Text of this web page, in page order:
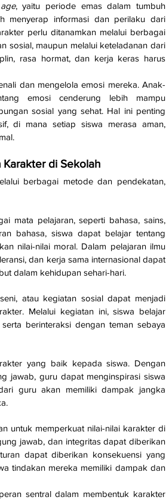
, yaitu periode emas dalam tumbuh
menyerap informasi dan perilaku dari
perlu ditanamkan melalui berbagai
sosial, maupun melalui keteladanan dari
rasa hormat, dan kerja keras harus
dan mengelola emosi mereka. Anak-
emosi cenderung lebih mampu
sosial yang sehat. Hal ini penting
di mana setiap siswa merasa aman,
di Sekolah
berbagai metode dan pendekatan,
mata pelajaran, seperti bahasa, sains,
bahasa, siswa dapat belajar tentang
nilai-nilai moral. Dalam pelajaran ilmu
dan kerja sama internasional dapat
dalam kehidupan sehari-hari.
atau kegiatan sosial dapat menjadi
Melalui kegiatan ini, siswa belajar
berinteraksi dengan teman sebaya
yang baik kepada siswa. Dengan
jawab, guru dapat menginspirasi siswa
guru akan memiliki dampak jangka
untuk memperkuat nilai-nilai karakter di
jawab, dan integritas dapat diberikan
dapat diberikan konsekuensi yang
tindakan mereka memiliki dampak dan
sentral dalam membentuk karakter